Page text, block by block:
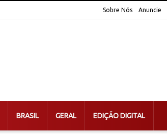
Sobre Nós Anuncie
BRASIL GERAL EDIÇÃO DIGITAL